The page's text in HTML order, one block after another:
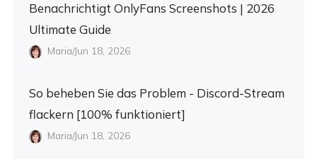
Benachrichtigt OnlyFans Screenshots | 2026
Ultimate Guide
Maria/Jun 18, 2026
So beheben Sie das Problem - Discord-Stream
flackern [100% funktioniert]
Maria/Jun 18, 2026